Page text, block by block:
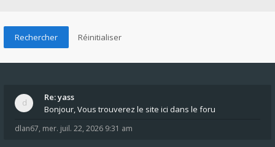
Re: yass
Bonjour, Vous trouverez le site ici dans le foru
dlan67, mer. juil. 22, 2026 9:31 am